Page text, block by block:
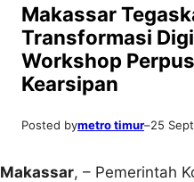
Makassar
Transformasi
Workshop
Kearsipan
Posted bymetro timur–25
Makassar, – Pemerintah